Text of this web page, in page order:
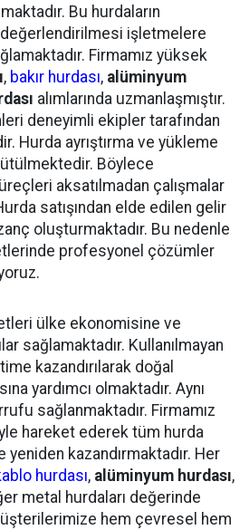
Bu hurdaların
işletmelere
Firmamız yüksek
, bakır hurdası, alüminyum
alımlarında uzmanlaşmıştır.
deneyimli ekipler tarafından
Hurda ayrıştırma ve yükleme
Böylece
aksatılmadan çalışmalar
satışından elde edilen gelir
oluşturmaktadır. Bu nedenle
profesyonel çözümler
ülke ekonomisine ve
sağlamaktadır. Kullanılmayan
kazandırılarak doğal
yardımcı olmaktadır. Aynı
sağlanmaktadır. Firmamız
hareket ederek tüm hurda
kazandırmaktadır. Her
hurdası, alüminyum hurdası,
metal hurdaları değerinde
hem çevresel hem